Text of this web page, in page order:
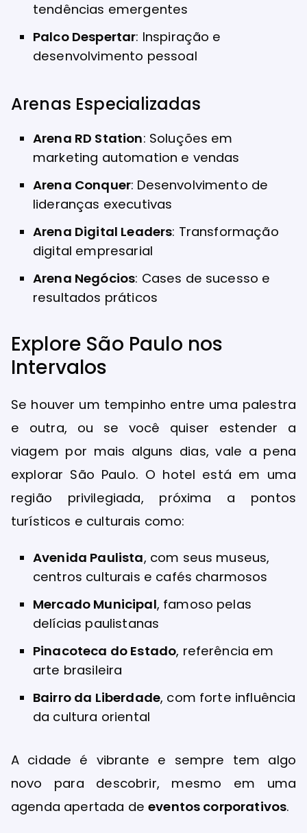
tendências emergentes
Palco Despertar: Inspiração e
desenvolvimento pessoal
Arenas Especializadas
Arena RD Station: Soluções em
marketing automation e vendas
Arena Conquer: Desenvolvimento de
lideranças executivas
Arena Digital Leaders: Transformação
digital empresarial
Arena Negócios: Cases de sucesso e
resultados práticos
Explore São Paulo nos
Intervalos
Se houver um tempinho entre uma palestra
e outra, ou se você quiser estender a
viagem por mais alguns dias, vale a pena
explorar São Paulo. O hotel está em uma
região privilegiada, próxima a pontos
turísticos e culturais como:
Avenida Paulista, com seus museus,
centros culturais e cafés charmosos
Mercado Municipal, famoso pelas
delícias paulistanas
Pinacoteca do Estado, referência em
arte brasileira
Bairro da Liberdade, com forte influência
da cultura oriental
A cidade é vibrante e sempre tem algo
novo para descobrir, mesmo em uma
agenda apertada deeventos corporativos.